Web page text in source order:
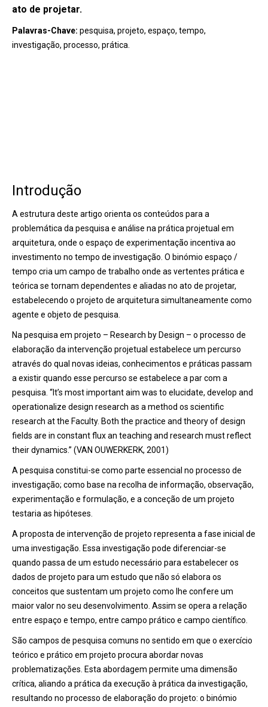
ato de projetar.
Palavras-Chave: pesquisa, projeto, espaço, tempo,
investigação, processo, prática.
Introdução
A estrutura deste artigo orienta os conteúdos para a
problemática da pesquisa e análise na prática projetual em
arquitetura, onde o espaço de experimentação incentiva ao
investimento no tempo de investigação. O binómio espaço /
tempo cria um campo de trabalho onde as vertentes prática e
teórica se tornam dependentes e aliadas no ato de projetar,
estabelecendo o projeto de arquitetura simultaneamente como
agente e objeto de pesquisa.
Na pesquisa em projeto – Research by Design – o processo de
elaboração da intervenção projetual estabelece um percurso
através do qual novas ideias, conhecimentos e práticas passam
a existir quando esse percurso se estabelece a par com a
pesquisa. “It’s most important aim was to elucidate, develop and
operationalize design research as a method os scientific
research at the Faculty. Both the practice and theory of design
fields are in constant flux an teaching and research must reflect
their dynamics.” (VAN OUWERKERK, 2001)
A pesquisa constitui-se como parte essencial no processo de
investigação; como base na recolha de informação, observação,
experimentação e formulação, e a conceção de um projeto
testaria as hipóteses.
A proposta de intervenção de projeto representa a fase inicial de
uma investigação. Essa investigação pode diferenciar-se
quando passa de um estudo necessário para estabelecer os
dados de projeto para um estudo que não só elabora os
conceitos que sustentam um projeto como lhe confere um
maior valor no seu desenvolvimento. Assim se opera a relação
entre espaço e tempo, entre campo prático e campo científico.
São campos de pesquisa comuns no sentido em que o exercício
teórico e prático em projeto procura abordar novas
problematizações. Esta abordagem permite uma dimensão
crítica, aliando a prática da execução à prática da investigação,
resultando no processo de elaboração do projeto: o binómio